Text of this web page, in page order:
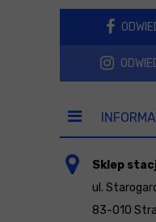
Sklep
ul.
83-010